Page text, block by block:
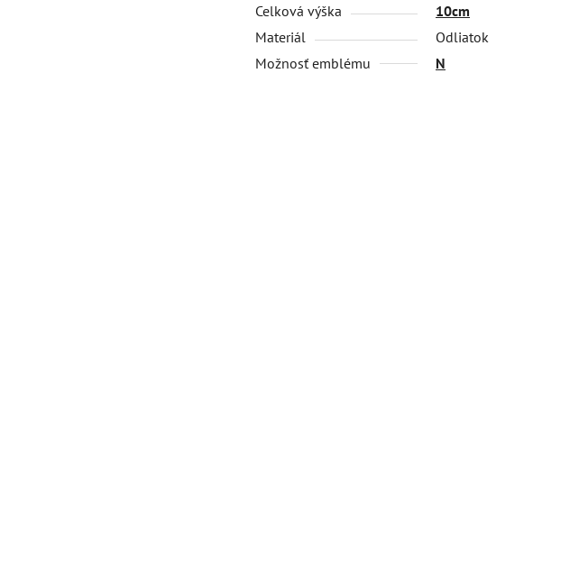
Celková výška
10cm
Materiál
Odliatok
Možnosť emblému
N